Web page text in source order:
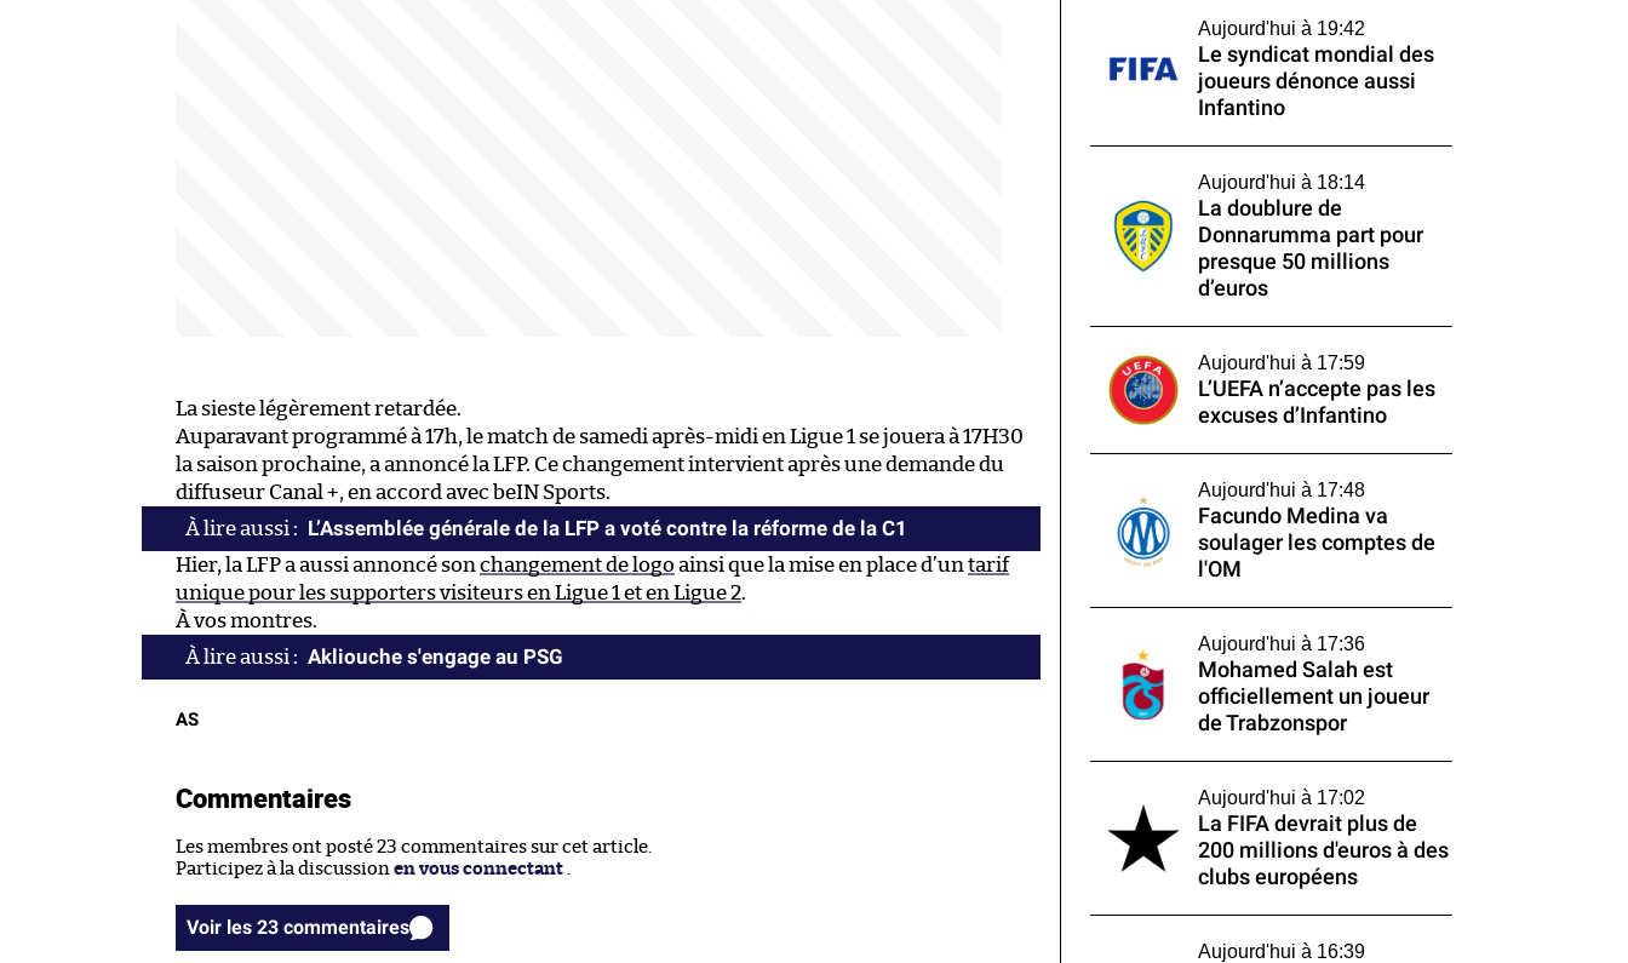
La sieste légèrement retardée.
Auparavant programmé à 17h, le match de samedi après-midi en Ligue 1 se jouera à 17H30
la saison prochaine, a annoncé la LFP. Ce changement intervient après une demande du
diffuseur Canal +, en accord avec beIN Sports.
L’Assemblée générale de la LFP a voté contre la réforme de la C1
Hier, la LFP a aussi annoncé son changement de logo ainsi que la mise en place d’un tarif
unique pour les supporters visiteurs en Ligue 1 et en Ligue 2.
À vos montres.
Akliouche s'engage au PSG
AS
Commentaires
Les membres ont posté 23 commentaires sur cet article.
Participez à la discussion en vous connectant .
Voir les 23 commentaires
Aujourd'hui à 19:42
Le syndicat mondial des
joueurs dénonce aussi
Infantino
Aujourd'hui à 18:14
La doublure de
Donnarumma part pour
presque 50 millions
d’euros
Aujourd'hui à 17:59
L’UEFA n’accepte pas les
excuses d’Infantino
Aujourd'hui à 17:48
Facundo Medina va
soulager les comptes de
l'OM
Aujourd'hui à 17:36
Mohamed Salah est
officiellement un joueur
de Trabzonspor
Aujourd'hui à 17:02
La FIFA devrait plus de
200 millions d'euros à des
clubs européens
Aujourd'hui à 16:39